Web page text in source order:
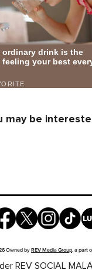
may be
Owned byREV Media Group, a part
REV SOCIAL